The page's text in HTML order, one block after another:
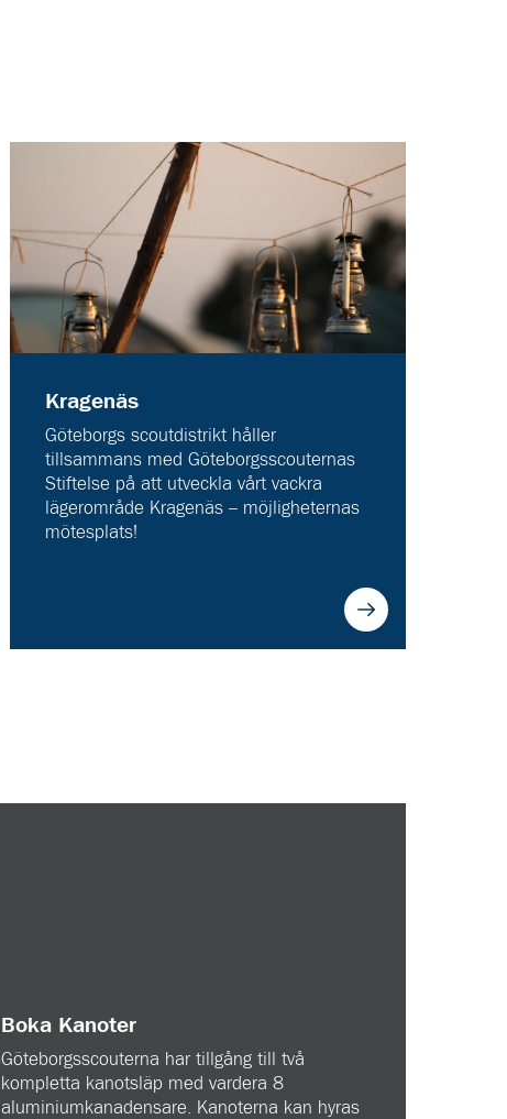
Kragenäs
Göteborgs scoutdistrikt håller
tillsammans med Göteborgsscouternas
Stiftelse på att utveckla vårt vackra
lägerområde Kragenäs – möjligheternas
mötesplats!
Boka Kanoter
Göteborgsscouterna har tillgång till två
kompletta kanotsläp med vardera 8
aluminiumkanadensare. Kanoterna kan hyras